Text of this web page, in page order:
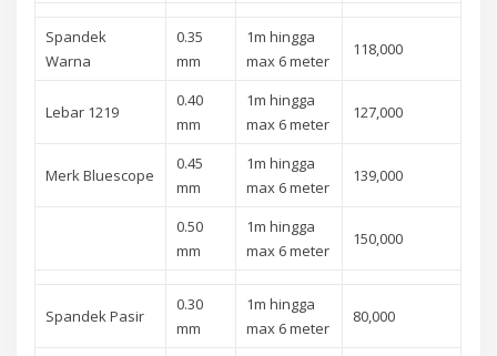
Spandek
Warna
0.35
mm
1m hingga
max 6 meter
118,000
Lebar 1219
0.40
mm
1m hingga
max 6 meter
127,000
Merk Bluescope
0.45
mm
1m hingga
max 6 meter
139,000
0.50
mm
1m hingga
max 6 meter
150,000
Spandek Pasir
0.30
mm
1m hingga
max 6 meter
80,000